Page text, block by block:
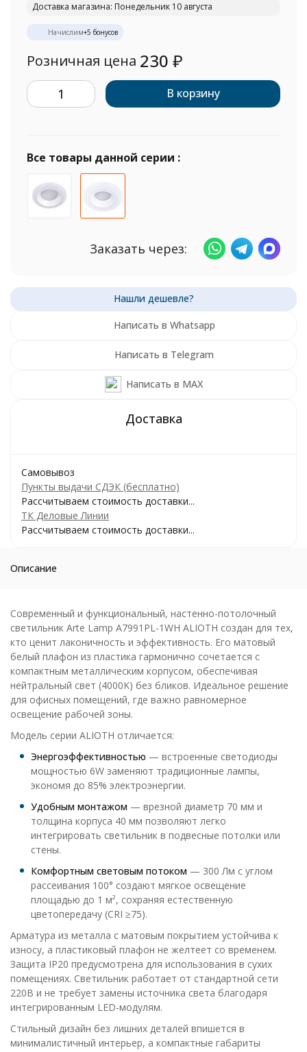
Доставка магазина: Понедельник 10 августа
Начислим+5 бонусов
Розничная цена 230 ₽
В корзину
Все товары данной серии :
Заказать через:
Написать в Whatsapp
Написать в Telegram
Написать в MAX
Самовывоз
Пункты выдачи СДЭК (бесплатно)
Рассчитываем стоимость доставки...
ТК Деловые Линии
Рассчитываем стоимость доставки...
Описание
Современный и функциональный, настенно-потолочный
светильник Arte Lamp A7991PL-1WH ALIOTH создан для тех,
кто ценит лаконичность и эффективность. Его матовый
белый плафон из пластика гармонично сочетается с
компактным металлическим корпусом, обеспечивая
нейтральный свет (4000K) без бликов. Идеальное решение
для офисных помещений, где важно равномерное
освещение рабочей зоны.
Модель серии ALIOTH отличается:
Энергоэффективностью — встроенные светодиоды
мощностью 6W заменяют традиционные лампы,
экономя до 85% электроэнергии.
Удобным монтажом — врезной диаметр 70 мм и
толщина корпуса 40 мм позволяют легко
интегрировать светильник в подвесные потолки или
стены.
Комфортным световым потоком — 300 Лм с углом
рассеивания 100° создают мягкое освещение
площадью до 1 м², сохраняя естественную
цветопередачу (CRI ≥75).
Арматура из металла с матовым покрытием устойчива к
износу, а пластиковый плафон не желтеет со временем.
Защита IP20 предусмотрена для использования в сухих
помещениях. Светильник работает от стандартной сети
220В и не требует замены источника света благодаря
интегрированным LED-модулям.
Стильный дизайн без лишних деталей впишется в
минималистичный интерьер, а компактные габариты